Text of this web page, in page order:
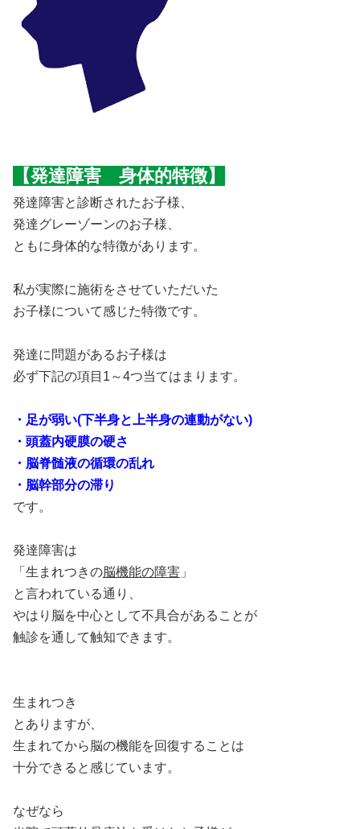
【発達障害 身体的特徴】
発達障害と診断されたお子様、
発達グレーゾーンのお子様、
ともに身体的な特徴があります。
私が実際に施術をさせていただいた
お子様について感じた特徴です。
発達に問題があるお子様は
必ず下記の項目1～4つ当てはまります。
・足が弱い(下半身と上半身の連動がない)
・頭蓋内硬膜の硬さ
・脳脊髄液の循環の乱れ
・脳幹部分の滞り
です。
発達障害は
「生まれつきの脳機能の障害 」
と言われている通り、
やはり脳を中心として不具合があることが
触診を通して触知できます。
生まれつき
とありますが、
生まれてから脳の機能を回復することは
十分できると感じています。
なぜなら